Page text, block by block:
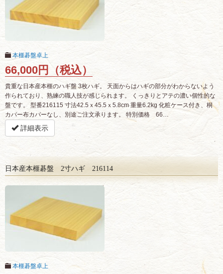
本榧碁盤卓上
66,000円（税込）
貴重な日本産本榧のハギ盤 3枚ハギ。 天面からはハギの部分がわからないよう
作られており、熟練の職人技が感じられます。 くっきりとアテの濃い個性的な
盤です。 型番216115 寸法42.5ｘ45.5ｘ5.8cm 重量6.2kg 化粧ケース付き、桐
カバー布カバーなし、別途ご注文承ります。 特別価格 66…
詳細表示
日本産本榧碁盤 2寸ハギ 216114
本榧碁盤卓上